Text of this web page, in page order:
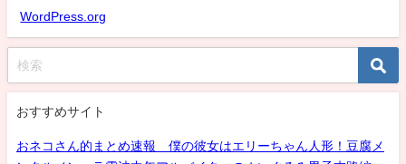
WordPress.org
おすすめサイト
おネコさん的まとめ速報 僕の彼女はエリーちゃん人形！豆腐メ